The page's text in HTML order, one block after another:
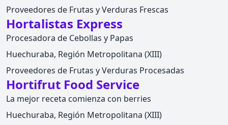
Proveedores de Frutas y Verduras Frescas
Hortalistas Express
Procesadora de Cebollas y Papas
Huechuraba, Región Metropolitana (XIII)
Proveedores de Frutas y Verduras Procesadas
Hortifrut Food Service
La mejor receta comienza con berries
Huechuraba, Región Metropolitana (XIII)